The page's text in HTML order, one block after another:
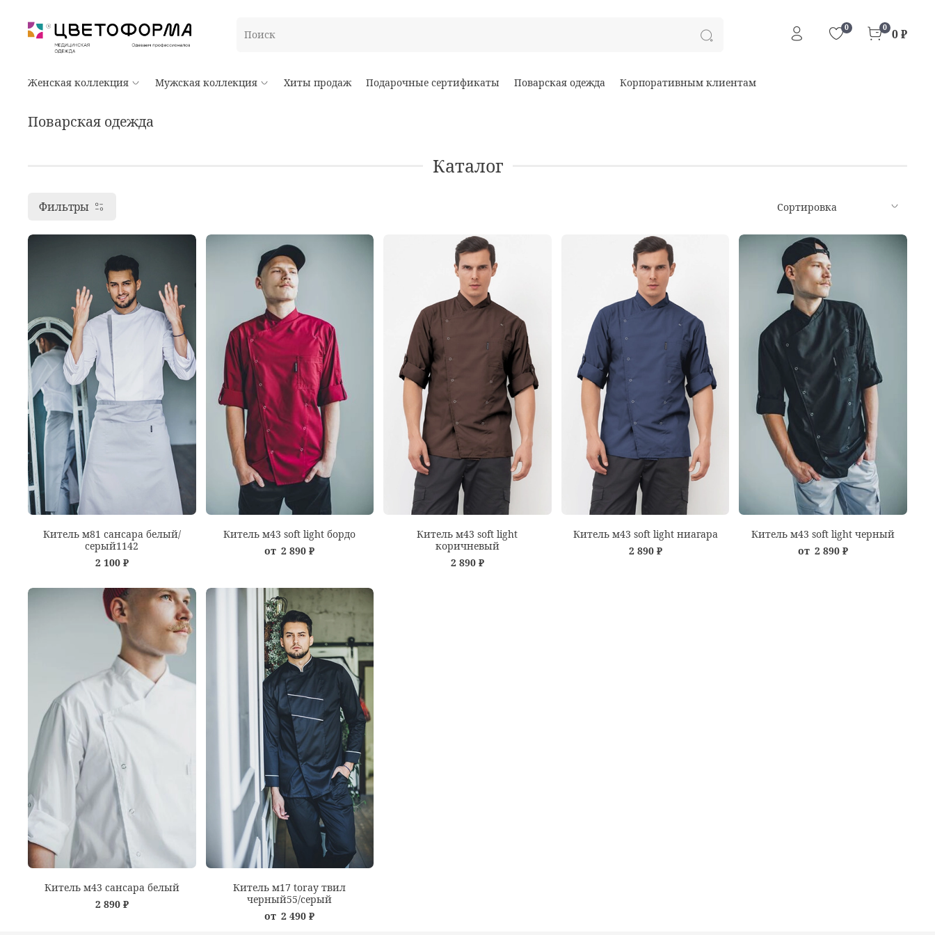
0 0 0 ₽
Женская коллекция Мужская коллекция Хиты продаж Подарочные сертификаты Поварская одежда Корпоративным клиентам
Поварская одежда
Каталог
Фильтры
Китель м81 сансара белый/
серый1142
2 100 ₽
Китель м43 soft light бордо
от 2 890 ₽
Китель м43 soft light
коричневый
2 890 ₽
Китель м43 soft light ниагара
2 890 ₽
Китель м43 soft light черный
от 2 890 ₽
Китель м43 сансара белый
2 890 ₽
Китель м17 toray твил
черный55/серый
от 2 490 ₽